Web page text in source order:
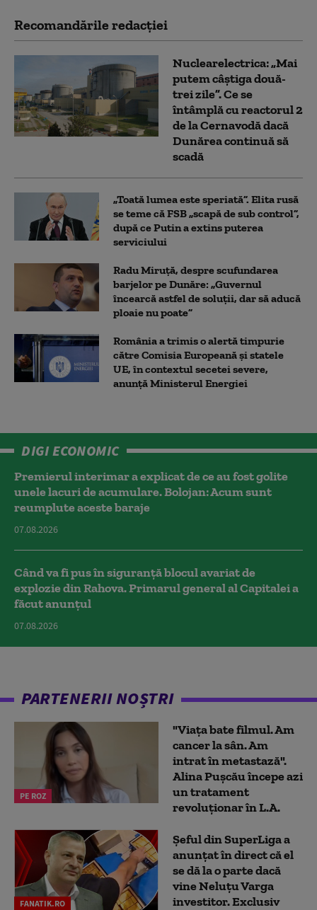
Recomandările redacţiei
Nuclearelectrica: „Mai
putem câștiga două-
trei zile”. Ce se
întâmplă cu reactorul 2
de la Cernavodă dacă
Dunărea continuă să
scadă
„Toată lumea este speriată”. Elita rusă
se teme că FSB „scapă de sub control”,
după ce Putin a extins puterea
serviciului
Radu Miruță, despre scufundarea
barjelor pe Dunăre: „Guvernul
încearcă astfel de soluții, dar să aducă
ploaie nu poate”
România a trimis o alertă timpurie
către Comisia Europeană și statele
UE, în contextul secetei severe,
anunță Ministerul Energiei
DIGI ECONOMIC
Premierul interimar a explicat de ce au fost golite
unele lacuri de acumulare. Bolojan: Acum sunt
reumplute aceste baraje
07.08.2026
Când va fi pus în siguranță blocul avariat de
explozie din Rahova. Primarul general al Capitalei a
făcut anunțul
07.08.2026
PARTENERII NOȘTRI
PE ROZ
"Viața bate filmul. Am
cancer la sân. Am
intrat în metastază".
Alina Pușcău începe azi
un tratament
revoluționar în L.A.
FANATIK.RO
Șeful din SuperLiga a
anunțat în direct că el
se dă la o parte dacă
vine Neluțu Varga
investitor. Exclusiv